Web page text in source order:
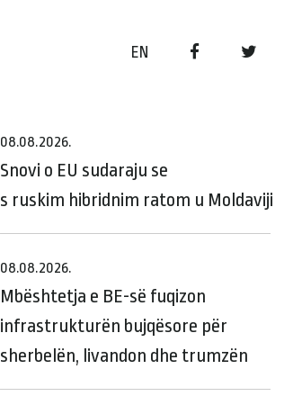
EN
08.08.2026.
Snovi o EU sudaraju se
s ruskim hibridnim ratom u Moldaviji
08.08.2026.
Mbështetja e BE-së fuqizon
infrastrukturën bujqësore për
sherbelën, livandon dhe trumzën